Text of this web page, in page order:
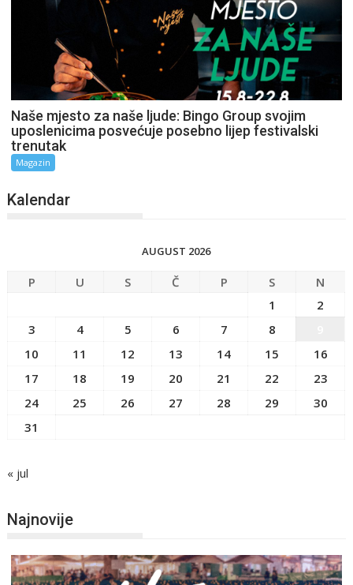
Naše mjesto za naše ljude: Bingo Group svojim
uposlenicima posvećuje posebno lijep festivalski
trenutak
Magazin
Kalendar
AUGUST 2026
P U S Č P S
N
1
2
3
4 5 6 7 8
10
11 12 13 14 15
16
17
18 19 20 21 22
23
24
25 26 27 28 29
30
31
« jul
Najnovije